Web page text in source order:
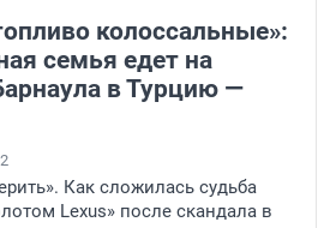
колоссальные»:
семья едет на
в Турцию —
2
Как сложилась судьба
Lexus» после скандала в